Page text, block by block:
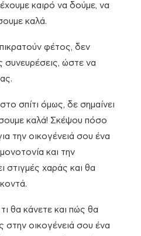
καιρό να δούμε, να
καλά.
φέτος, δεν
συνευρέσεις, ώστε να
σπίτι όμως, δε σημαίνει
καλά! Σκέψου πόσο
την οικογένειά σου ένα
και την
στιγμές χαράς και θα
θα κάνετε και πώς θα
στην οικογένειά σου ένα